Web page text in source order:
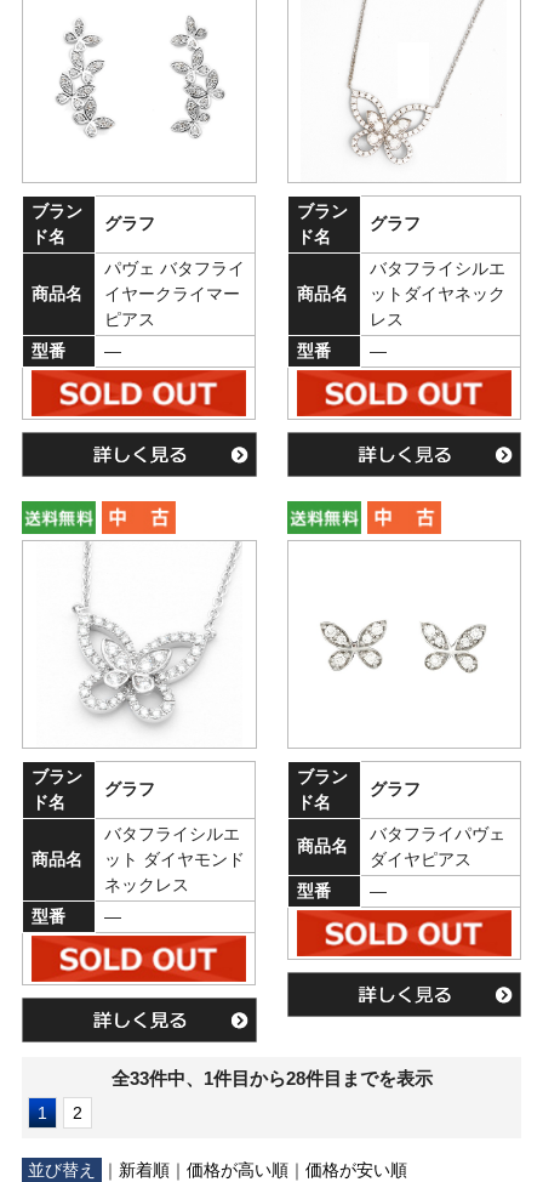
ブラン
ド名
グラフ
商品名
パヴェ バタフライ
イヤークライマー
ピアス
型番
―
ブラン
ド名
グラフ
商品名
バタフライシルエ
ットダイヤネック
レス
型番
―
ブラン
ド名
グラフ
商品名
バタフライシルエ
ット ダイヤモンド
ネックレス
型番
―
ブラン
ド名
グラフ
商品名
バタフライパヴェ
ダイヤピアス
型番
―
全33件中、1件目から28件目までを表示
1 2
並び替え ｜ 新着順｜ 価格が高い順｜ 価格が安い順